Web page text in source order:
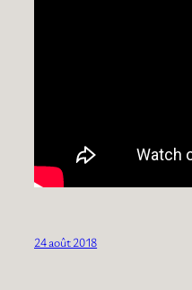
24 août 2018